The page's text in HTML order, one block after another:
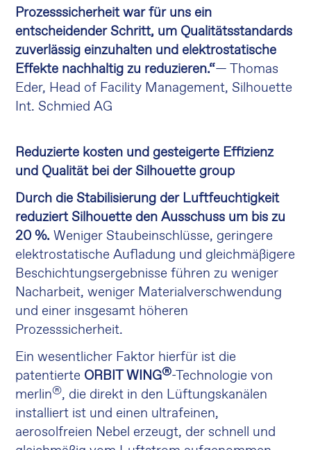
Prozesssicherheit war für uns ein
entscheidender Schritt, um Qualitätsstandards
zuverlässig einzuhalten und elektrostatische
Effekte nachhaltig zu reduzieren.“— Thomas
Eder, Head of Facility Management, Silhouette
Int. Schmied AG
Reduzierte kosten und gesteigerte Effizienz
und Qualität bei der Silhouette group
Durch die Stabilisierung der Luftfeuchtigkeit
reduziert Silhouette den Ausschuss um bis zu
20 %. Weniger Staubeinschlüsse, geringere
elektrostatische Aufladung und gleichmäßigere
Beschichtungsergebnisse führen zu weniger
Nacharbeit, weniger Materialverschwendung
und einer insgesamt höheren
Prozesssicherheit.
Ein wesentlicher Faktor hierfür ist die
patentierte ORBIT WING®-Technologie von
merlin®, die direkt in den Lüftungskanälen
installiert ist und einen ultrafeinen,
aerosolfreien Nebel erzeugt, der schnell und